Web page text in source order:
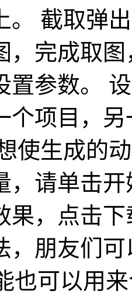
。 截取弹
，完成取
置参数。
个项目，
使生成的
，请单击
果，点击
，朋友们
也可以用